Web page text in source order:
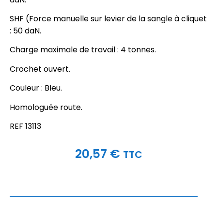
SHF (Force manuelle sur levier de la sangle à cliquet
: 50 daN.
Charge maximale de travail : 4 tonnes.
Crochet ouvert.
Couleur : Bleu.
Homologuée route.
REF 13113
20,57 € TTC